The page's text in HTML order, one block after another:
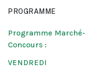
PROGRAMME
Programme Marché-
Concours :
VENDREDI